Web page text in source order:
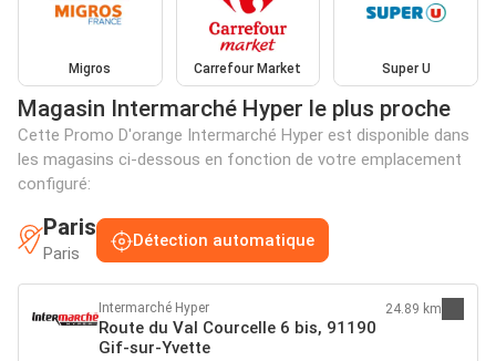
Migros Carrefour Market Super U
Magasin Intermarché Hyper le plus proche
Cette Promo D'orange Intermarché Hyper est disponible dans
les magasins ci-dessous en fonction de votre emplacement
configuré:
Paris
Paris
Détection automatique
Intermarché Hyper
Route du Val Courcelle 6 bis, 91190
Gif-sur-Yvette
24.89 km